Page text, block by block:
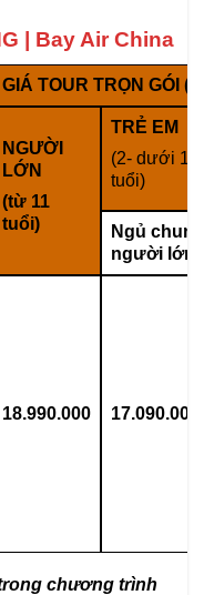
|
Bay Air China
GIÁ TOUR TRỌN GÓI
NGƯỜI
LỚN
(từ 11
tuổi)
TRẺ EM
(2- dưới 11
tuổi)
Ngủ
người lớn
18.990.000 17.090.000
chương trình